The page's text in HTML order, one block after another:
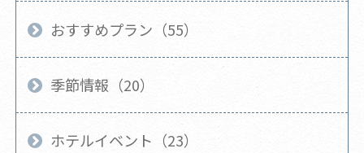
おすすめプラン（55）
季節情報（20）
ホテルイベント（23）